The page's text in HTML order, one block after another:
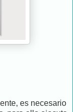
es necesario